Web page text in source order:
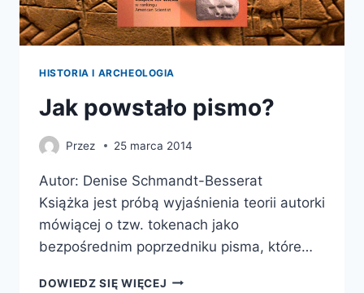
HISTORIA I ARCHEOLOGIA
Jak powstało pismo?
Przez 25 marca 2014
Autor: Denise Schmandt-Besserat
Książka jest próbą wyjaśnienia teorii autorki
mówiącej o tzw. tokenach jako
bezpośrednim poprzedniku pisma, które…
DOWIEDZ SIĘ WIĘCEJ JAK